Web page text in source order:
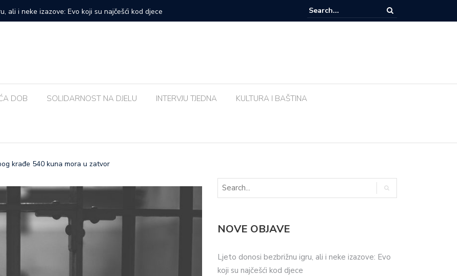
veliki samostalni koncert: ‘Bog me svih ovih godina
Zalijevate li biljke ujutro u pravo vrijeme? Ova greška tijekom vrućina uništava
DOB SOLIDARNOST NA DJELU INTERVJU TJEDNA KULTURA I BAŠTINA
krađe 540 kuna mora u zatvor
NOVE OBJAVE
Ljeto donosi bezbrižnu igru, ali i neke izazove: Evo
koji su najčešći kod djece